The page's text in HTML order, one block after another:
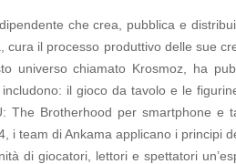
che crea, pubblica e
cura il processo produttivo delle sue
universo chiamato Krosmoz, ha
il gioco da tavolo e le
The Brotherhood per smartphone
i team di Ankama applicano i
di giocatori, lettori e spettatori